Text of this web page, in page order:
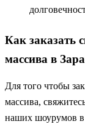
Как заказать
массива в
Для того чтобы
массива,
наших шоурумов в